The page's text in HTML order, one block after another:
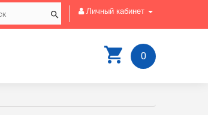
Личный кабинет
0